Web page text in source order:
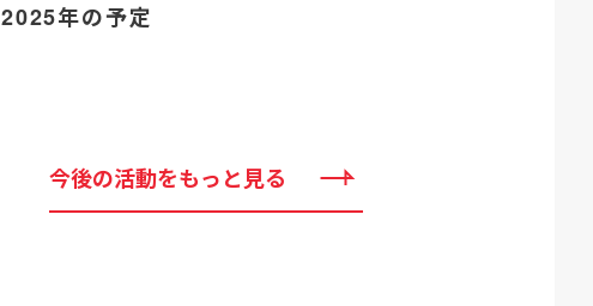
2025年の予定
今後の活動をもっと見る